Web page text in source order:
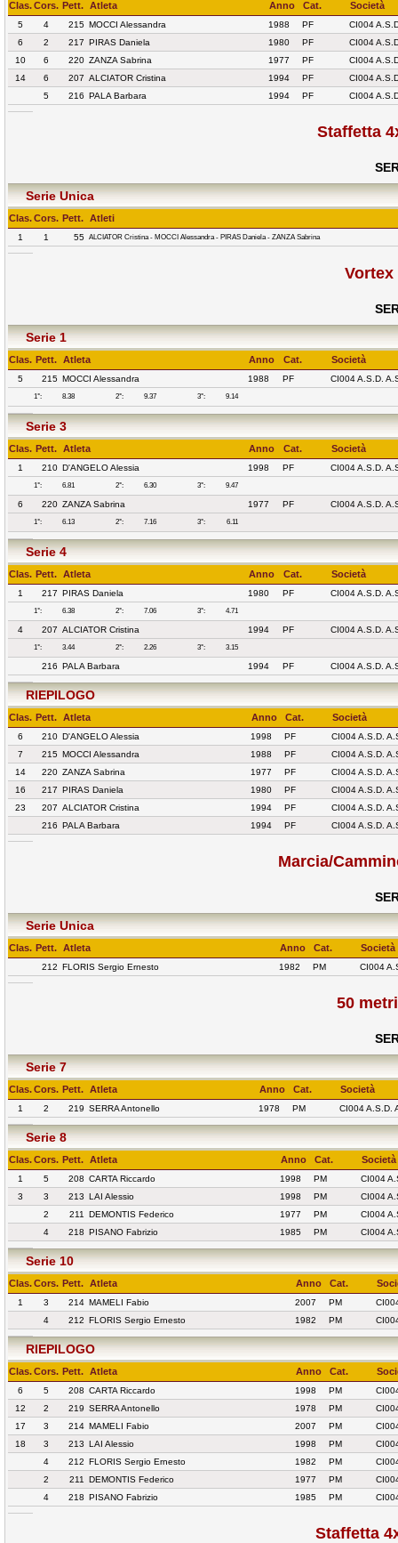
Clas.Cors. Pett. Atleta Anno Cat. Società
5 4 215 MOCCI Alessandra 1988 PF
CI004
6
2 217 PIRAS Daniela 1980 PF
CI004
10
6 220 ZANZA Sabrina 1977 PF
CI004
14
6 207 ALCIATOR Cristina 1994 PF
CI004
5
216 PALA Barbara 1994 PF CI004
Staffetta
Serie Unica
Clas.Cors. Pett. Atleti
1 1 55 ALCIATOR Cristina - MOCCI Alessandra - PIRAS Daniela - ZANZA Sabrina
Vortex
Serie 1
Clas. Pett. Atleta Anno Cat. Società
5 215 MOCCI Alessandra 1988 PF CI004 A.S.D.
1°: 8.38 2°: 9.37 3°: 9.14
Serie 3
Clas. Pett. Atleta Anno Cat. Società
1 210 D'ANGELO Alessia 1998 PF CI004 A.S.D.
1°: 6.81 2°: 6.30 3°: 9.47
6 220 ZANZA Sabrina 1977 PF CI004 A.S.D.
1°: 6.13 2°: 7.16 3°: 6.11
Serie 4
Clas. Pett. Atleta Anno Cat. Società
1 217 PIRAS Daniela 1980 PF CI004 A.S.D.
1°: 6.38 2°: 7.06 3°: 4.71
4 207 ALCIATOR Cristina 1994 PF CI004 A.S.D.
1°: 3.44 2°: 2.26 3°: 3.15
216 PALA Barbara 1994 PF CI004 A.S.D.
RIEPILOGO
Clas. Pett. Atleta Anno Cat. Società
6 210 D'ANGELO Alessia 1998 PF
CI004 A.S.D.
7
215 MOCCI Alessandra 1988 PF
CI004 A.S.D.
14
220 ZANZA Sabrina 1977 PF
CI004 A.S.D.
16
217 PIRAS Daniela 1980 PF
CI004 A.S.D.
23
207 ALCIATOR Cristina 1994 PF
CI004 A.S.D.
216 PALA Barbara 1994 PF CI004 A.S.D.
Marcia/
Serie Unica
Clas. Pett. Atleta Anno Cat. Società
212 FLORIS Sergio Ernesto 1982 PM CI004
50
Serie 7
Clas.Cors. Pett. Atleta Anno Cat. Società
1 2 219 SERRA Antonello 1978 PM CI004 A.S.D.
Serie 8
Clas.Cors. Pett. Atleta Anno Cat. Società
1 5 208 CARTA Riccardo 1998 PM
CI004
3
3 213 LAI Alessio 1998 PM
CI004
2
211 DEMONTIS Federico 1977 PM
CI004
4
218 PISANO Fabrizio 1985 PM CI004
Serie 10
Clas.Cors. Pett. Atleta Anno Cat.
1 3 214 MAMELI Fabio 2007 PM
4
212 FLORIS Sergio Ernesto 1982 PM
RIEPILOGO
Clas.Cors. Pett. Atleta Anno Cat.
6 5 208 CARTA Riccardo 1998 PM
12
2 219 SERRA Antonello 1978 PM
17
3 214 MAMELI Fabio 2007 PM
18
3 213 LAI Alessio 1998 PM
4
212 FLORIS Sergio Ernesto 1982 PM
2
211 DEMONTIS Federico 1977 PM
4
218 PISANO Fabrizio 1985 PM
Staffetta